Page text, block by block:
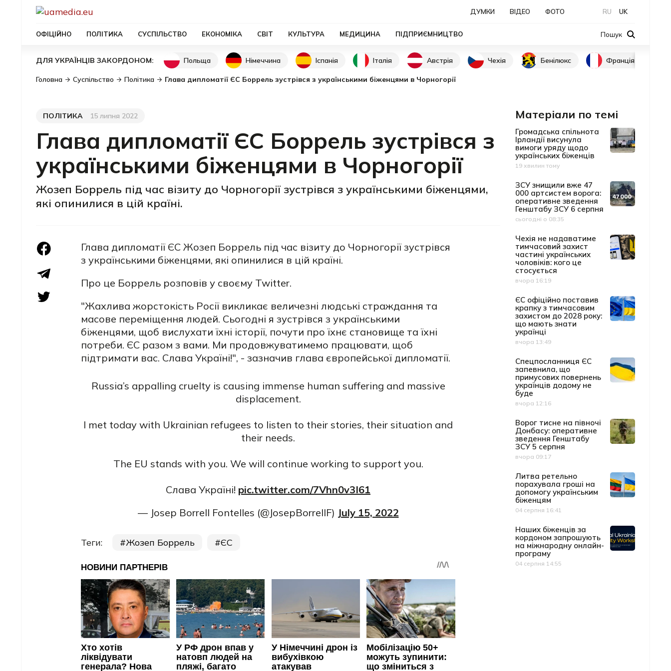
ДУМКИ ВІДЕО ФОТО
ОФІЦІЙНО ПОЛІТИКА СУСПІЛЬСТВО ЕКОНОМІКА СВІТ КУЛЬТУРА МЕДИЦИНА ПІДПРИЄМНИЦТВО
RU UK
Пошук
ДЛЯ УКРАЇНЦІВ ЗАКОРДОНОМ: Польща Німеччина Іспанія Італія Австрія Чехія Бенілюкс Франція
Головна Суспільство Політика Глава дипломатії ЄС Боррель зустрiвся з українськими біженцями в Чорногорії
Категорія
ПОЛІТИКА
Дата публікації15 липня 2022
Глава дипломатії ЄС Боррель зустрiвся з
українськими біженцями в Чорногорії
Жозеп Боррель під час візиту до Чорногорії зустрівся з українськими біженцями,
які опинилися в цій країні.
Глава дипломатії ЄС Жозеп Боррель під час візиту до Чорногорії зустрівся
з українськими біженцями, які опинилися в цій країні.
Про це Боррель розповів у своєму Twitter.
"Жахлива жорстокість Росії викликає величезні людські страждання та
масове переміщення людей. Сьогодні я зустрівся з українськими
біженцями, щоб вислухати їхні історії, почути про їхнє становище та їхні
потреби. ЄС разом з вами. Ми продовжуватимемо працювати, щоб
підтримати вас. Слава Україні!", - зазначив глава європейської дипломатії.
Russia’s appalling cruelty is causing immense human suffering and massive
displacement.
I met today with Ukrainian refugees to listen to their stories, their situation and
their needs.
The EU stands with you. We will continue working to support you.
Слава Україні! pic.twitter.com/7Vhn0v3I61
— Josep Borrell Fontelles (@JosepBorrellF) July 15, 2022
Теги: Жозеп Боррель ЄС
Матеріали по темі
Громадська спільнота
Ірландії висунула
вимоги уряду щодо
українських біженців
Дата публікації
19 хвилин тому
ЗСУ знищили вже 47
000 артсистем ворога:
оперативне зведення
Генштабу ЗСУ 6 серпня
Дата публікації
сьогодні о 08:35
Чехія не надаватиме
тимчасовий захист
частині українських
чоловіків: кого це
стосується
Дата публікації
вчора 16:19
ЄС офіційно поставив
крапку з тимчасовим
захистом до 2028 року:
що мають знати
українці
Дата публікації
вчора 13:49
Спецпосланниця ЄС
запевнила, що
примусових повернень
українців додому не
буде
Дата публікації
вчора 12:16
Ворог тисне на півночі
Донбасу: оперативне
зведення Генштабу
ЗСУ 5 серпня
Дата публікації
вчора 09:17
Литва ретельно
порахувала гроші на
допомогу українським
біженцям
Дата публікації
04 серпня 16:41
Наших біженців за
кордоном запрошують
на міжнародну онлайн-
програму
Дата публікації
04 серпня 14:55